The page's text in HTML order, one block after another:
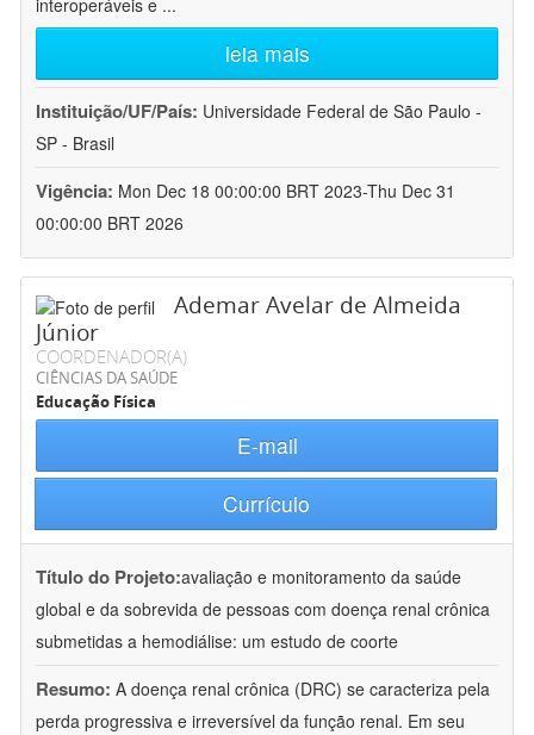
interoperáveis e ...
leia mais
Instituição/UF/País: Universidade Federal de São Paulo -
SP - Brasil
Vigência: Mon Dec 18 00:00:00 BRT 2023-Thu Dec 31
00:00:00 BRT 2026
Ademar Avelar de Almeida
Júnior
COORDENADOR(A)
CIÊNCIAS DA SAÚDE
Educação Física
E-mail
Currículo
Título do Projeto:avaliação e monitoramento da saúde
global e da sobrevida de pessoas com doença renal crônica
submetidas a hemodiálise: um estudo de coorte
Resumo: A doença renal crônica (DRC) se caracteriza pela
perda progressiva e irreversível da função renal. Em seu